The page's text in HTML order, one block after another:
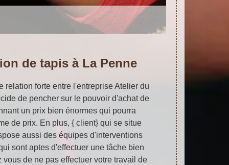
de tapis à La Penne
relation forte entre l'entreprise Atelier du
de pencher sur le pouvoir d'achat de
un prix bien énormes qui pourra
de prix. En plus, { client} qui se situe
aussi des équipes d'interventions
sont aptes d'effectuer une tâche bien
de ne pas effectuer votre travail de